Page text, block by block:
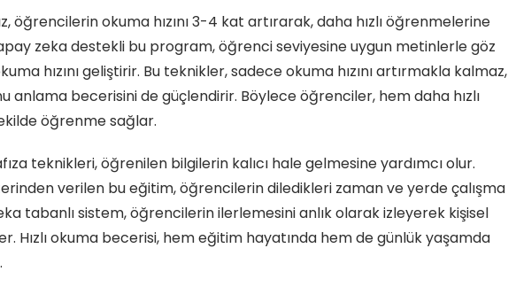
öğrencilerin okuma hızını 3-4 kat artırarak, daha hızlı öğrenmelerine
zeka destekli bu program, öğrenci seviyesine uygun metinlerle göz
hızını geliştirir. Bu teknikler, sadece okuma hızını artırmakla kalmaz,
anlama becerisini de güçlendirir. Böylece öğrenciler, hem daha hızlı
öğrenme sağlar.
teknikleri, öğrenilen bilgilerin kalıcı hale gelmesine yardımcı olur.
verilen bu eğitim, öğrencilerin diledikleri zaman ve yerde çalışma
tabanlı sistem, öğrencilerin ilerlemesini anlık olarak izleyerek kişisel
Hızlı okuma becerisi, hem eğitim hayatında hem de günlük yaşamda